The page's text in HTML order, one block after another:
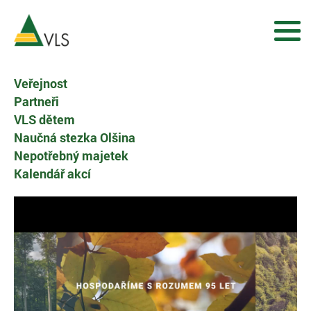
Veřejnost
Partneři
VLS dětem
Naučná stezka Olšina
Nepotřebný majetek
Kalendář akcí
UNIKÁTNÍ PŘÍRODA, PÉČE